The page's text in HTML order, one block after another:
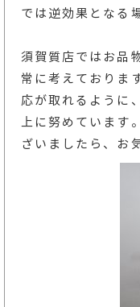
では逆効果となる
須賀質店ではお品
常に考えておりま
応が取れるように
上に努めています
ざいましたら、お